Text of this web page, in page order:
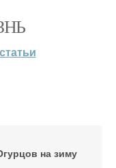
статьи
на зиму